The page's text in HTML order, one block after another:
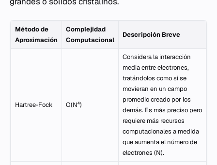
Método de
Aproximación
Complejidad
Computacional
Descripción Breve
Hartree-Fock O(N⁴)
Considera la interacción
media entre electrones,
tratándolos como si se
movieran en un campo
promedio creado por los
demás. Es más preciso pero
requiere más recursos
computacionales a medida
que aumenta el número de
electrones (N).